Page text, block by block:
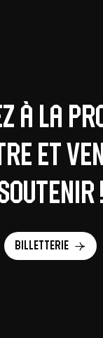
à la
et
!
Billetterie